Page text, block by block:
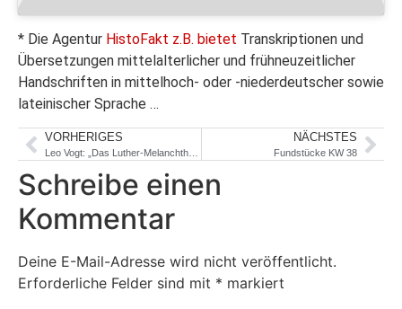
* Die Agentur HistoFakt z.B. bietet Transkriptionen und
Übersetzungen mittelalterlicher und frühneuzeitlicher
Handschriften in mittelhoch- oder -niederdeutscher sowie
lateinischer Sprache …
VORHERIGES NÄCHSTES
Fundstücke KW 38
Schreibe einen
Kommentar
Deine E-Mail-Adresse wird nicht veröffentlicht.
Erforderliche Felder sind mit * markiert